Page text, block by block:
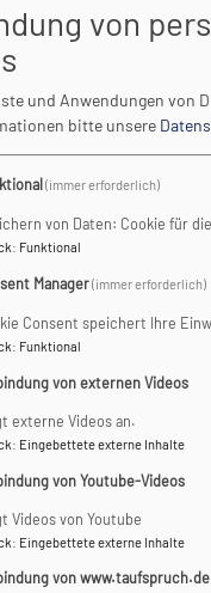
gemeinsamen
vor Gott und der
Pfarrer, zu dem
der bleibt in Gott und
Erinnerungsfeier.
einen
von
und Anwendungen von
bitte unsere
(immer erforderlich)
von Daten: Cookie für
: Funktional
Manager(immer erforderlich)
Consent speichert Ihre
: Funktional
von externen Videos
externe Videos an.
: Eingebettete externe Inhalte
von Youtube-Videos
Videos von Youtube
: Eingebettete externe Inhalte
von